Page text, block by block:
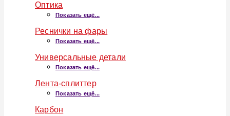
Оптика
Показать ещё...
Реснички на фары
Показать ещё...
Универсальные детали
Показать ещё...
Лента-сплиттер
Показать ещё...
Карбон